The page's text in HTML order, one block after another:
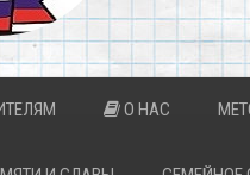
О НАС